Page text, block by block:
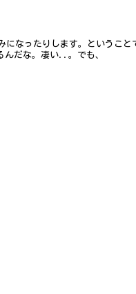
になったりします。というこ
んだな。凄い..。でも、